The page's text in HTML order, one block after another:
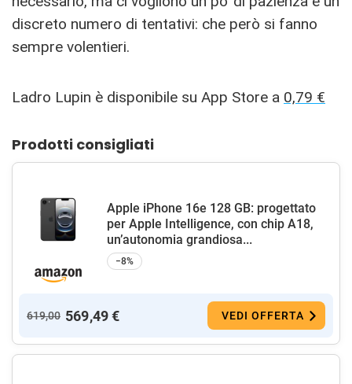
discreto numero di tentativi: che però si fanno
sempre volentieri.
Ladro Lupin è disponibile su App Store a 0,79 €
Prodotti consigliati
Apple iPhone 16e 128 GB: progettato
per Apple Intelligence, con chip A18,
un’autonomia grandiosa...
−8%
619,00 569,49 € VEDI OFFERTA